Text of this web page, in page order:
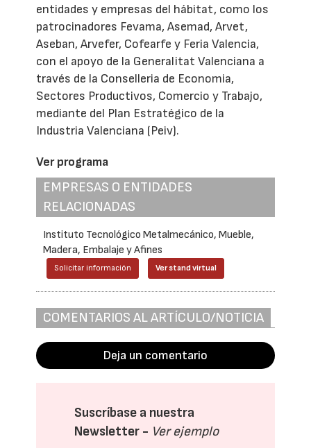
entidades y empresas del hábitat, como los
patrocinadores Fevama, Asemad, Arvet,
Aseban, Arvefer, Cofearfe y Feria Valencia,
con el apoyo de la Generalitat Valenciana a
través de la Conselleria de Economia,
Sectores Productivos, Comercio y Trabajo,
mediante del Plan Estratégico de la
Industria Valenciana (Peiv).
Ver programa
EMPRESAS O ENTIDADES
RELACIONADAS
Instituto Tecnológico Metalmecánico, Mueble,
Madera, Embalaje y Afines
Solicitar información Ver stand virtual
COMENTARIOS AL ARTÍCULO/NOTICIA
Deja un comentario
Suscríbase a nuestra
Newsletter - Ver ejemplo